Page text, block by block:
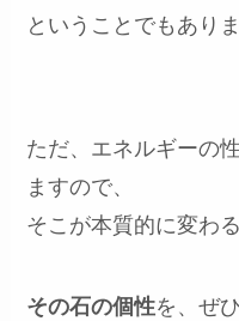
ということでもあり
ただ、エネルギーの
ますので、
そこが本質的に変わ
その石の個性を、ぜ